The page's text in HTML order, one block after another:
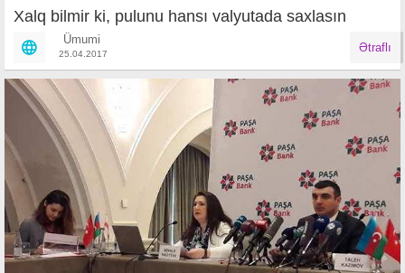
Xalq bilmir ki, pulunu hansı valyutada saxlasın
Ümumi
25.04.2017 Ətraflı